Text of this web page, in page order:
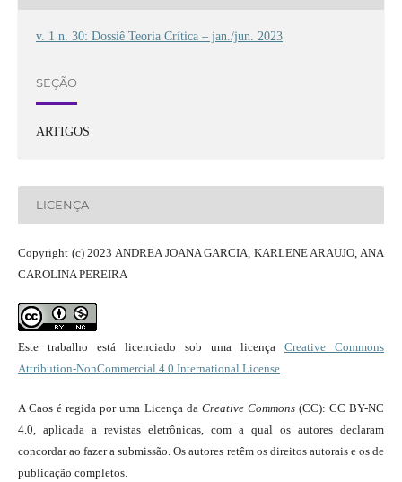
v. 1 n. 30: Dossiê Teoria Crítica – jan./jun. 2023
SEÇÃO
ARTIGOS
LICENÇA
Copyright (c) 2023 ANDREA JOANA GARCIA, KARLENE ARAUJO, ANA
CAROLINA PEREIRA
Este trabalho está licenciado sob uma licençaCreative Commons
Attribution-NonCommercial 4.0 International License.
A Caos é regida por uma Licença da Creative Commons(CC): CC BY-NC
4.0, aplicada a revistas eletrônicas, com a qual os autores declaram
concordar ao fazer a submissão. Os autores retêm os direitos autorais e os de
publicação completos.